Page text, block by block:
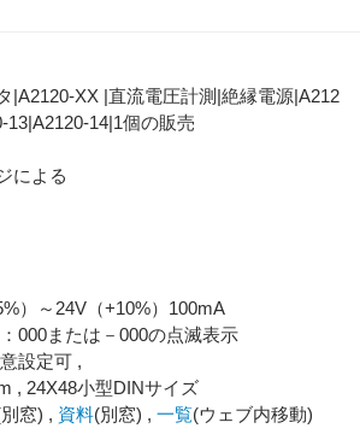
|A2120-XX |直流電圧計測|絶縁電源|A212
13|A2120-14|1個の販売
による
）～24V（+10%）100mA
000または－000の点滅表示
設定可 ,
, 24X48小型DINサイズ
窓) , 資料(別窓) , 一覧(ウェブ内移動)